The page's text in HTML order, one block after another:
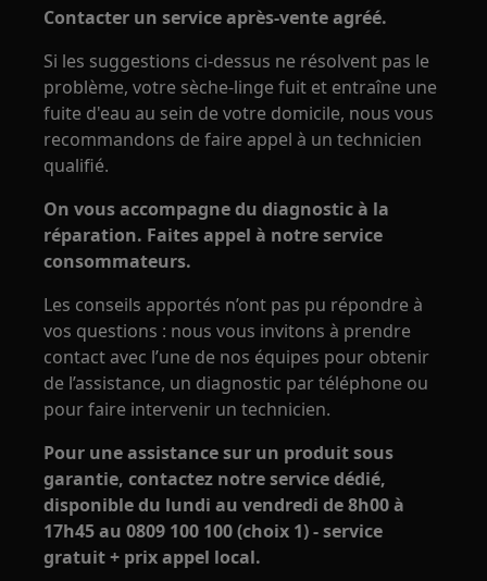
Contacter un service après-vente agréé.
Si les suggestions ci-dessus ne résolvent pas le
problème, votre sèche-linge fuit et entraîne une
fuite d'eau au sein de votre domicile, nous vous
recommandons de faire appel à un technicien
qualifié.
On vous accompagne du diagnostic à la
réparation. Faites appel à notre service
consommateurs.
Les conseils apportés n’ont pas pu répondre à
vos questions : nous vous invitons à prendre
contact avec l’une de nos équipes pour obtenir
de l’assistance, un diagnostic par téléphone ou
pour faire intervenir un technicien.
Pour une assistance sur un produit sous
garantie, contactez notre service dédié,
disponible du lundi au vendredi de 8h00 à
17h45 au 0809 100 100 (choix 1) - service
gratuit + prix appel local.